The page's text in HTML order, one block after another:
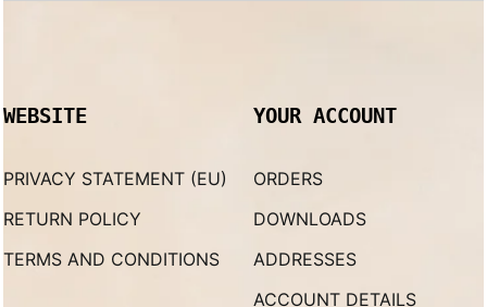
WEBSITE
PRIVACY STATEMENT (EU)
RETURN POLICY
TERMS AND CONDITIONS
YOUR ACCOUNT
ORDERS
DOWNLOADS
ADDRESSES
ACCOUNT DETAILS